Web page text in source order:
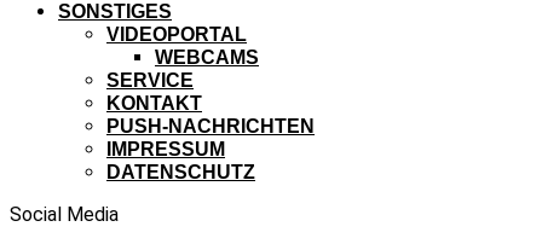
SONSTIGES
VIDEOPORTAL
WEBCAMS
SERVICE
KONTAKT
PUSH-NACHRICHTEN
IMPRESSUM
DATENSCHUTZ
Social Media